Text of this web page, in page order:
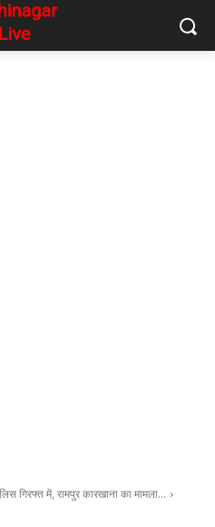
गिरफ्त में, रामपुर कारखाना का मामला…